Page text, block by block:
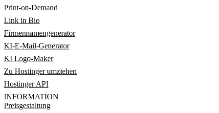
Print-on-Demand
Link in Bio
Firmennamengenerator
KI-E-Mail-Generator
KI Logo-Maker
Zu Hostinger umziehen
Hostinger API
INFORMATION
Preisgestaltung